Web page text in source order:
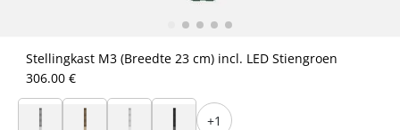
Stellingkast M3 (Breedte 23 cm) incl. LED Stiengroen
306.00 €
+1